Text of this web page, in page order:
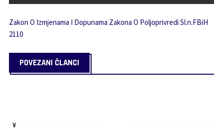
Zakon O Izmjenama I Dopunama Zakona O Poljoprivredi Sl.n.FBiH
2110
POVEZANI ČLANCI